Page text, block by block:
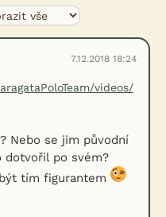
7.12.2018 18:24
videos/
Nebo se jim původní
po svém?
tím figurantem